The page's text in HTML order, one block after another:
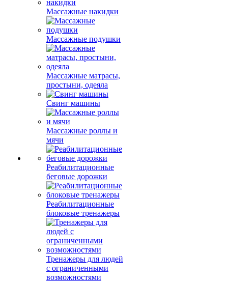
Массажные накидки
Массажные подушки
Массажные матрасы,
простыни, одеяла
Свинг машины
Массажные роллы и
мячи
Реабилитационные
беговые дорожки
Реабилитационные
блоковые тренажеры
Тренажеры для людей
с ограниченными
возможностями